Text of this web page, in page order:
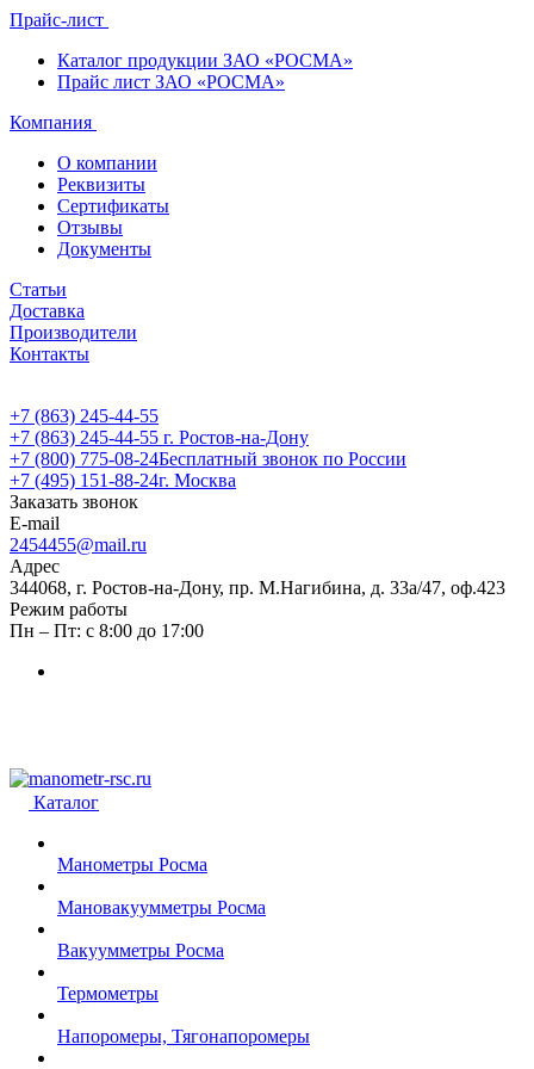
Прайс-лист
Каталог продукции ЗАО «РОСМА»
Прайс лист ЗАО «РОСМА»
Компания
О компании
Реквизиты
Сертификаты
Отзывы
Документы
Статьи
Доставка
Производители
Контакты
+7 (863) 245-44-55
+7 (863) 245-44-55 г. Ростов-на-Дону
+7 (800) 775-08-24Бесплатный звонок по России
+7 (495) 151-88-24г. Москва
Заказать звонок
E-mail
2454455@mail.ru
Адрес
344068, г. Ростов-на-Дону, пр. М.Нагибина, д. 33а/47, оф.423
Режим работы
Пн – Пт: с 8:00 до 17:00
Каталог
Манометры Росма
Мановакуумметры Росма
Вакуумметры Росма
Термометры
Напоромеры, Тягонапоромеры